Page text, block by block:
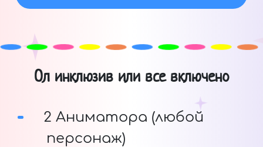
Ол инклюзив или все включено
2 Аниматора (любой
персонаж)